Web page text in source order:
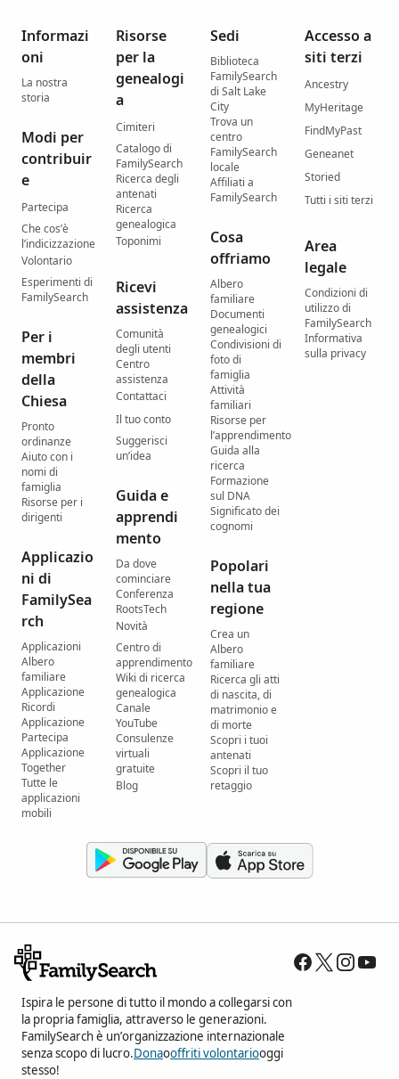
Informazi
oni
La nostra
storia
Modi per
contribuir
e
Partecipa
Che cos’è
l’indicizzazione
Volontario
Esperimenti di
FamilySearch
Per i
membri
della
Chiesa
Pronto
ordinanze
Aiuto con i
nomi di
famiglia
Risorse per i
dirigenti
Applicazio
ni di
FamilySea
rch
Applicazioni
Albero
familiare
Applicazione
Ricordi
Applicazione
Partecipa
Applicazione
Together
Tutte le
applicazioni
mobili
Risorse
per la
genealogi
a
Cimiteri
Catalogo di
FamilySearch
Ricerca degli
antenati
Ricerca
genealogica
Toponimi
Ricevi
assistenza
Comunità
degli utenti
Centro
assistenza
Contattaci
Il tuo conto
Suggerisci
un’idea
Guida e
apprendi
mento
Da dove
cominciare
Conferenza
RootsTech
Novità
Centro di
apprendimento
Wiki di ricerca
genealogica
Canale
YouTube
Consulenze
virtuali
gratuite
Blog
Sedi
Biblioteca
FamilySearch
di Salt Lake
City
Trova un
centro
FamilySearch
locale
Affiliati a
FamilySearch
Cosa
offriamo
Albero
familiare
Documenti
genealogici
Condivisioni di
foto di
famiglia
Attività
familiari
Risorse per
l’apprendimento
Guida alla
ricerca
Formazione
sul DNA
Significato dei
cognomi
Popolari
nella tua
regione
Crea un
Albero
familiare
Ricerca gli atti
di nascita, di
matrimonio e
di morte
Scopri i tuoi
antenati
Scopri il tuo
retaggio
Accesso a
siti terzi
Ancestry
MyHeritage
FindMyPast
Geneanet
Storied
Tutti i siti terzi
Area
legale
Condizioni di
utilizzo di
FamilySearch
Informativa
sulla privacy
Ispira le persone di tutto il mondo a collegarsi con
la propria famiglia, attraverso le generazioni.
FamilySearch è un’organizzazione internazionale
senza scopo di lucro.Donaooffriti volontariooggi
stesso!